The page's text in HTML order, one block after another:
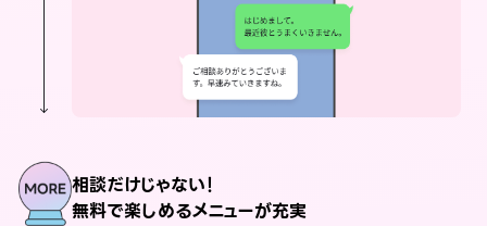
相談だけじゃない！
無料で楽しめるメニューが充実